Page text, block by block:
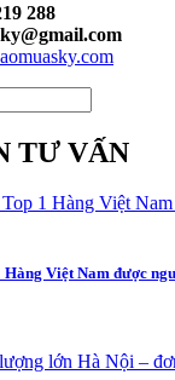
288
TƯ VẤN
Việt Nam được